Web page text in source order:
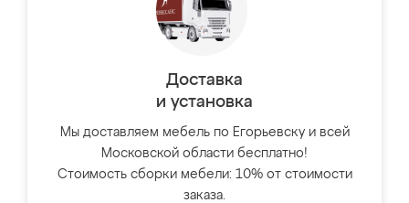
Доставка
и установка
Мы доставляем мебель по Егорьевску и всей
Московской области бесплатно!
Стоимость сборки мебели: 10% от стоимости
заказа.